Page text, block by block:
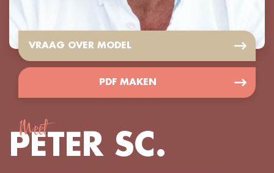
VRAAG OVER MODEL
PDF MAKEN
Meet
PETER SC.